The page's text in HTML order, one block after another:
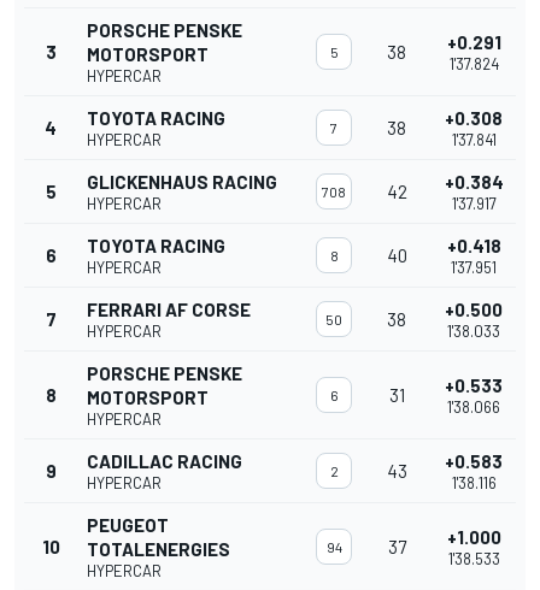
3
PORSCHE PENSKE
MOTORSPORT
HYPERCAR
5 38 +0.291
1'37.824
4 TOYOTA RACING
HYPERCAR
7 38 +0.308
1'37.841
5 GLICKENHAUS RACING
HYPERCAR
708 42 +0.384
1'37.917
6 TOYOTA RACING
HYPERCAR
8 40 +0.418
1'37.951
7 FERRARI AF CORSE
HYPERCAR
50 38 +0.500
1'38.033
8
PORSCHE PENSKE
MOTORSPORT
HYPERCAR
6 31 +0.533
1'38.066
9 CADILLAC RACING
HYPERCAR
2 43 +0.583
1'38.116
10
PEUGEOT
TOTALENERGIES
HYPERCAR
94 37 +1.000
1'38.533